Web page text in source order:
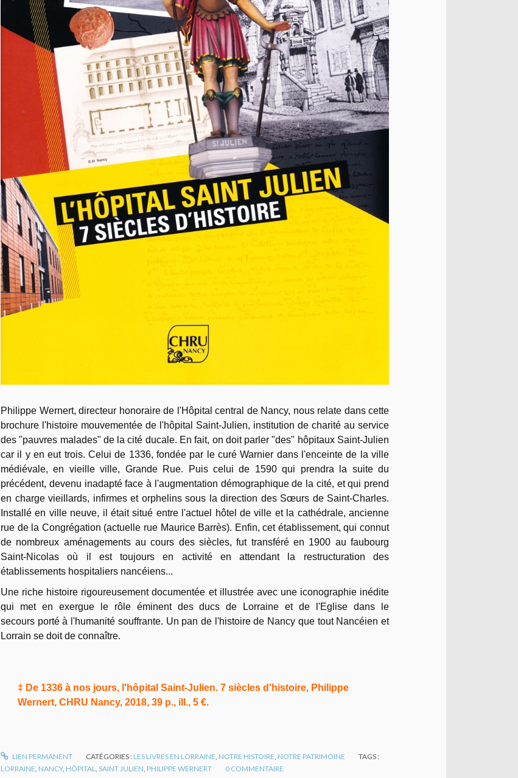
Philippe Wernert, directeur honoraire de l'Hôpital central de Nancy, nous relate dans cette
brochure l'histoire mouvementée de l'hôpital Saint-Julien, institution de charité au service
des "pauvres malades" de la cité ducale. En fait, on doit parler "des" hôpitaux Saint-Julien
car il y en eut trois. Celui de 1336, fondée par le curé Warnier dans l'enceinte de la ville
médiévale, en vieille ville, Grande Rue. Puis celui de 1590 qui prendra la suite du
précédent, devenu inadapté face à l'augmentation démographique de la cité, et qui prend
en charge vieillards, infirmes et orphelins sous la direction des Sœurs de Saint-Charles.
Installé en ville neuve, il était situé entre l'actuel hôtel de ville et la cathédrale, ancienne
rue de la Congrégation (actuelle rue Maurice Barrès). Enfin, cet établissement, qui connut
de nombreux aménagements au cours des siècles, fut transféré en 1900 au faubourg
Saint-Nicolas où il est toujours en activité en attendant la restructuration des
établissements hospitaliers nancéiens...
Une riche histoire rigoureusement documentée et illustrée avec une iconographie inédite
qui met en exergue le rôle éminent des ducs de Lorraine et de l'Eglise dans le
secours porté à l'humanité souffrante. Un pan de l'histoire de Nancy que tout Nancéien et
Lorrain se doit de connaître.
‡ De 1336 à nos jours, l'hôpital Saint-Julien. 7 siècles d'histoire, Philippe
Wernert, CHRU Nancy, 2018, 39 p., ill., 5 €.
LIEN PERMANENT CATÉGORIES : LES LIVRES EN LORRAINE, NOTRE HISTOIRE, NOTRE PATRIMOINE
TAGS :
LORRAINE, NANCY, HÔPITAL, SAINT JULIEN, PHILIPPE WERNERT 0 COMMENTAIRE